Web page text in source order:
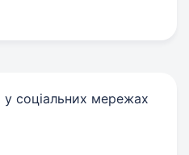
соціальних мережах